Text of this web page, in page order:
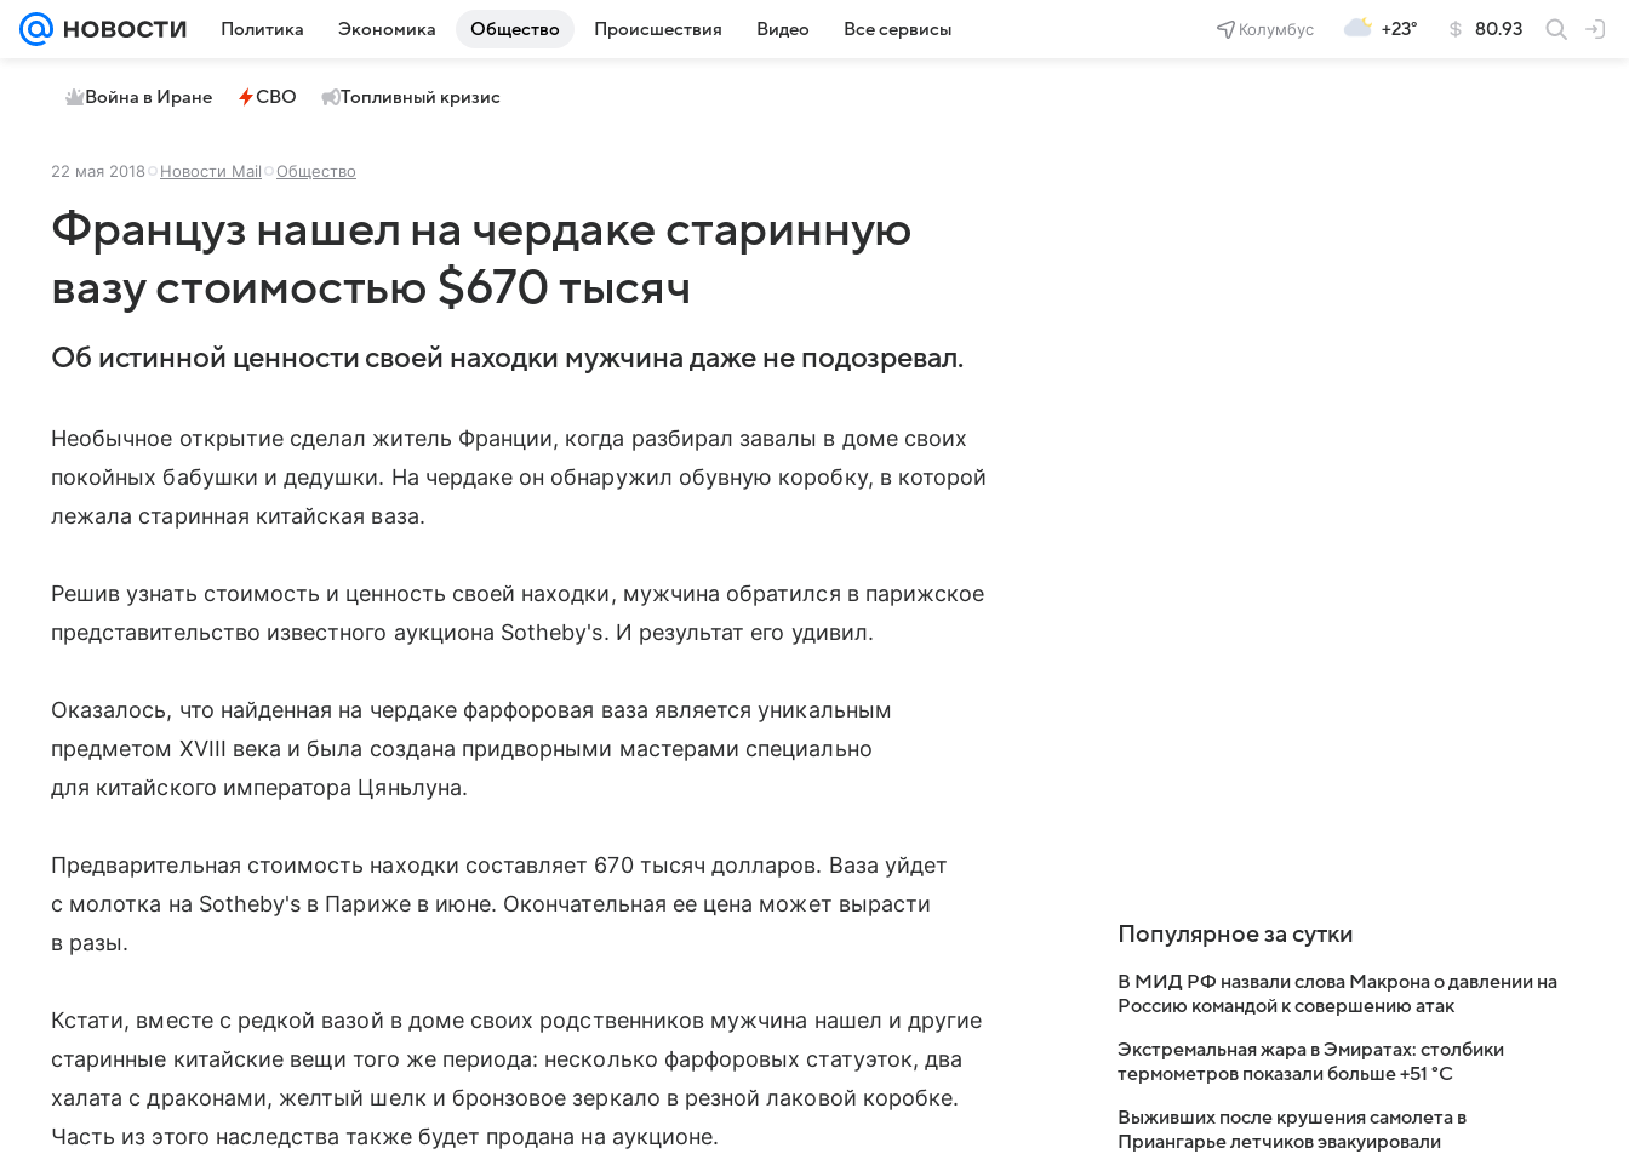
Политика Экономика Общество Происшествия Видео Все сервисы Колумбус +23° 80.93
Война в Иране СВО Топливный кризис
22 мая 2018 Новости Mail Общество
Француз нашел на чердаке старинную
вазу стоимостью $670 тысяч
Об истинной ценности своей находки мужчина даже не подозревал.
Необычное открытие сделал житель Франции, когда разбирал завалы в доме своих
покойных бабушки и дедушки. На чердаке он обнаружил обувную коробку, в которой
лежала старинная китайская ваза.
Решив узнать стоимость и ценность своей находки, мужчина обратился в парижское
представительство известного аукциона Sotheby's. И результат его удивил.
Оказалось, что найденная на чердаке фарфоровая ваза является уникальным
предметом XVIII века и была создана придворными мастерами специально
для китайского императора Цяньлуна.
Предварительная стоимость находки составляет 670 тысяч долларов. Ваза уйдет
с молотка на Sotheby's в Париже в июне. Окончательная ее цена может вырасти
в разы.
Кстати, вместе с редкой вазой в доме своих родственников мужчина нашел и другие
старинные китайские вещи того же периода: несколько фарфоровых статуэток, два
халата с драконами, желтый шелк и бронзовое зеркало в резной лаковой коробке.
Часть из этого наследства также будет продана на аукционе.
Популярное за сутки
В МИД РФ назвали слова Макрона о давлении на
Россию командой к совершению атак
Экстремальная жара в Эмиратах: столбики
термометров показали больше +51 °C
Выживших после крушения самолета в
Приангарье летчиков эвакуировали